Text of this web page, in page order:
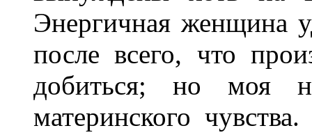
Энергичная женщина
после всего, что
добиться; но моя
материнского